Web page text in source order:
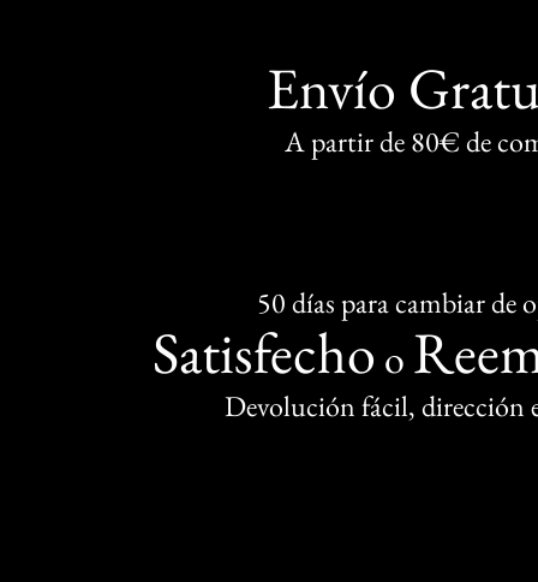
Envío
A partir de 80€ de
50 días para cambiar de
Satisfecho o
Devolución fácil, dirección